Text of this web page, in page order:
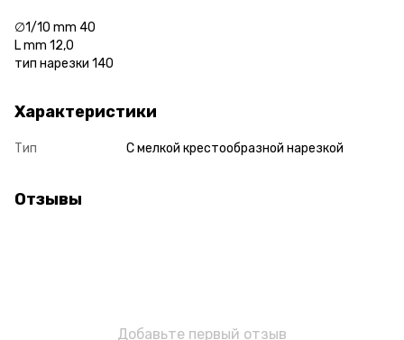
∅1/10 mm 40
L mm 12,0
тип нарезки 140
Характеристики
Тип С мелкой крестообразной нарезкой
Отзывы
Добавьте первый отзыв